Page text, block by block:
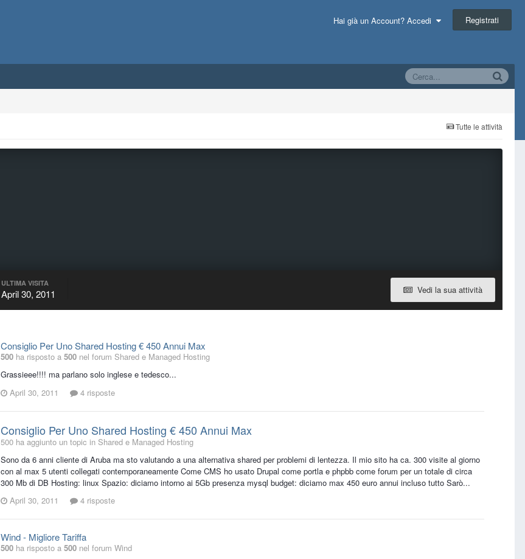
Hai già un Account? Accedi Registrati
Tutte le attività
Vedi la sua attività
ULTIMA VISITA
April 30, 2011
Consiglio Per Uno Shared Hosting € 450 Annui Max
500 ha risposto a 500 nel forum Shared e Managed Hosting
Grassieee!!!! ma parlano solo inglese e tedesco...
April 30, 2011
4 risposte
Consiglio Per Uno Shared Hosting € 450 Annui Max
500 ha aggiunto un topic in Shared e Managed Hosting
Sono da 6 anni cliente di Aruba ma sto valutando a una alternativa shared per problemi di lentezza. Il mio sito ha ca. 300 visite al giorno
con al max 5 utenti collegati contemporaneamente Come CMS ho usato Drupal come portla e phpbb come forum per un totale di circa
300 Mb di DB Hosting: linux Spazio: diciamo intorno ai 5Gb presenza mysql budget: diciamo max 450 euro annui incluso tutto Sarò...
April 30, 2011
4 risposte
Wind - Migliore Tariffa
500 ha risposto a 500 nel forum Wind